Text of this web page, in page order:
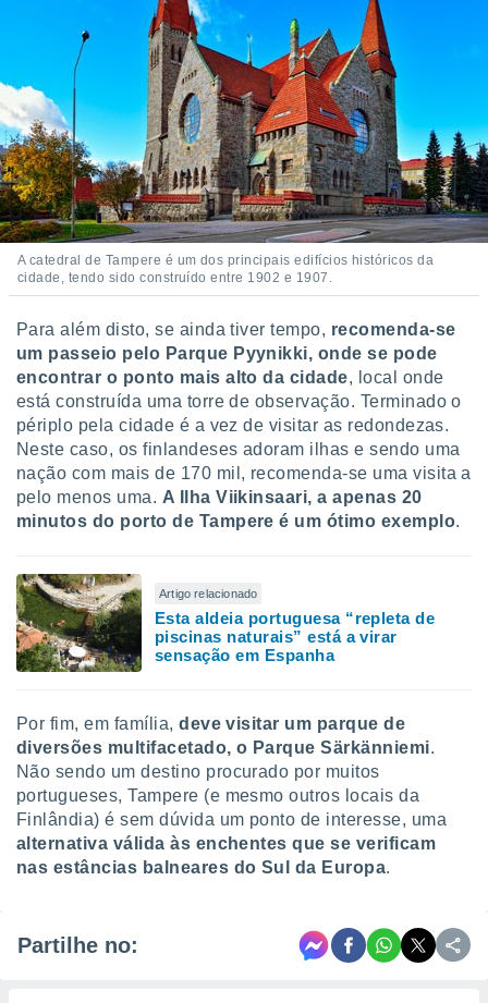
A catedral de Tampere é um dos principais edifícios históricos da
cidade, tendo sido construído entre 1902 e 1907.
Para além disto, se ainda tiver tempo, recomenda-se
um passeio pelo Parque Pyynikki, onde se pode
encontrar o ponto mais alto da cidade, local onde
está construída uma torre de observação. Terminado o
périplo pela cidade é a vez de visitar as redondezas.
Neste caso, os finlandeses adoram ilhas e sendo uma
nação com mais de 170 mil, recomenda-se uma visita a
pelo menos uma. A Ilha Viikinsaari, a apenas 20
minutos do porto de Tampere é um ótimo exemplo.
Artigo relacionado
Esta aldeia portuguesa “repleta de
piscinas naturais” está a virar
sensação em Espanha
Por fim, em família,d eve visitar um parque de
diversões multifacetado, o Parque Särkänniemi.
Não sendo um destino procurado por muitos
portugueses, Tampere (e mesmo outros locais da
Finlândia) é sem dúvida um ponto de interesse, uma
alternativa válida às enchentes que se verificam
nas estâncias balneares do Sul da Europa.
Partilhe no: